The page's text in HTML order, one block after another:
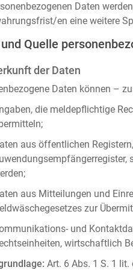
Daten
en eine weitere
Quelle
der Daten
Daten können –
die meldepflichtige
aus öffentlichen
aus Mitteilungen und
zur
und
wirtschaftlich
Art. 6 Abs. 1 S. 1 lit.